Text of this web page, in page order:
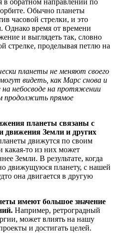
Обычно планеты
часовой стрелки, и это
Однако время от времени
и выглядеть так, словно
стрелке, проделывая петлю на
планеты не меняют своего
видеть, как Марс снова и
небосводе на протяжении
продолжить прямое
планеты связаны с
движения Земли и других
движутся по своим
какая-то из них может
Земли. В результате, когда
движущуюся планету, с нашей
она двигается в другую
имеют большое значение
Например, ретроградный
может влиять на нашу
и достигать целей.